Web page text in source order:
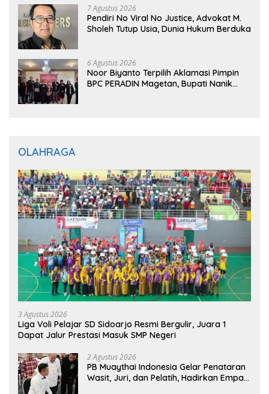
7 Agustus 2026
Pendiri No Viral No Justice, Advokat M.
Sholeh Tutup Usia, Dunia Hukum Berduka
6 Agustus 2026
Noor Biyanto Terpilih Aklamasi Pimpin
BPC PERADIN Magetan, Bupati Nanik
OLAHRAGA
3 Agustus 2026
Liga Voli Pelajar SD Sidoarjo Resmi Bergulir, Juara 1
Dapat Jalur Prestasi Masuk SMP Negeri
2 Agustus 2026
PB Muaythai Indonesia Gelar Penataran
Wasit, Juri, dan Pelatih, Hadirkan Empat